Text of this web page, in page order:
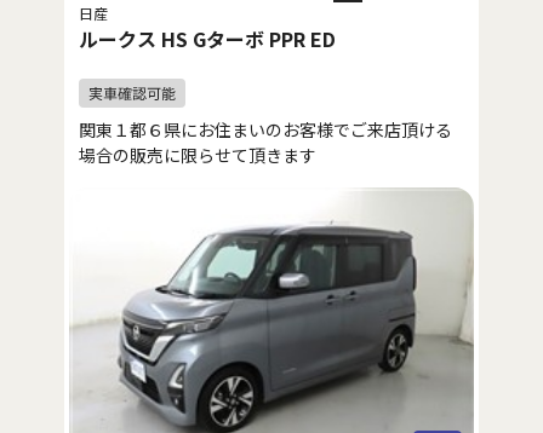
日産
ルークス HS Gターボ PPR ED
関東１都６県にお住まいのお客様でご来店頂ける
場合の販売に限らせて頂きます